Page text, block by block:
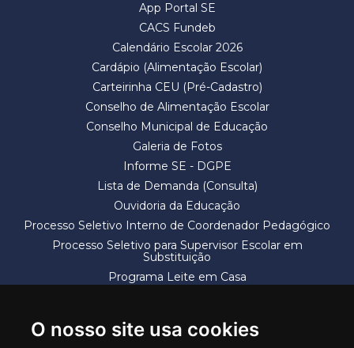
O nosso site usa cookies
App Portal SE
CACS Fundeb
Calendário Escolar 2026
Cardápio (Alimentação Escolar)
Carteirinha CEU (Pré-Cadastro)
Conselho de Alimentação Escolar
Conselho Municipal de Educação
Galeria de Fotos
Informe SE - DGPE
Lista de Demanda (Consulta)
Ouvidoria da Educação
Processo Seletivo Interno de Coordenador Pedagógico
Processo Seletivo para Supervisor Escolar em
Substituição
Programa Leite em Casa